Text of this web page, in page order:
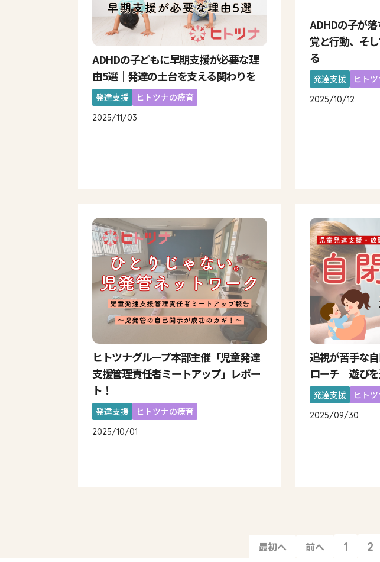
ADHDの子どもに早期支援が必要な理
由5選｜発達の土台を支える関わりを
発達支援 ヒトツナの療育
2025/11/03
ADHDの子が
覚と行動、そ
る
発達支援 ヒト
2025/10/12
ヒトツナグループ本部主催「児童発達
支援管理責任者ミートアップ」レポー
ト！
発達支援 ヒトツナの療育
2025/10/01
追視が苦手な
ローチ｜遊び
発達支援 ヒト
2025/09/30
最初へ 前へ 1 2